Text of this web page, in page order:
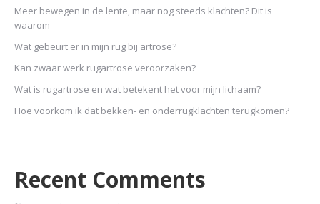
Meer bewegen in de lente, maar nog steeds klachten? Dit is
waarom
Wat gebeurt er in mijn rug bij artrose?
Kan zwaar werk rugartrose veroorzaken?
Wat is rugartrose en wat betekent het voor mijn lichaam?
Hoe voorkom ik dat bekken- en onderrugklachten terugkomen?
Recent Comments